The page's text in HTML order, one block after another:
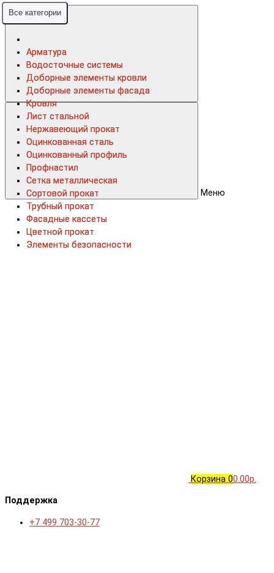
Меню
Корзина 00.00р.
Поддержка
+7 499 703-30-77
Все категории
Арматура
Водосточные системы
Доборные элементы кровли
Доборные элементы фасада
Кровля
Лист стальной
Нержавеющий прокат
Оцинкованная сталь
Оцинкованный профиль
Профнастил
Сетка металлическая
Сортовой прокат
Трубный прокат
Фасадные кассеты
Цветной прокат
Элементы безопасности
Все категории
Арматура
Водосточные системы
Доборные элементы кровли
Доборные элементы фасада
Кровля
Лист стальной
Нержавеющий прокат
Оцинкованная сталь
Оцинкованный профиль
Профнастил
Сетка металлическая
Сортовой прокат
Трубный прокат
Фасадные кассеты
Цветной прокат
Элементы безопасности